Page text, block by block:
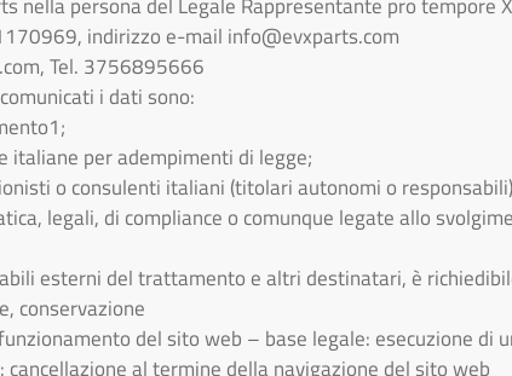
nella persona del Legale Rappresentante pro tempore
indirizzo e-mail info@evxparts.com
, Tel. 3756895666
i dati sono:
italiane per adempimenti di legge;
o consulenti italiani (titolari autonomi o
legali, di compliance o comunque legate allo
esterni del trattamento e altri destinatari, è
conservazione
del sito web – base legale: esecuzione di
al termine della navigazione del sito web